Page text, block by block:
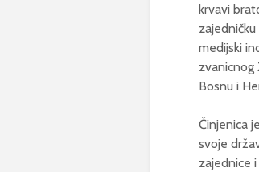
krvavi
medijski
zvanicnog
Bosnu i
Činjenica
svoje
zajednice